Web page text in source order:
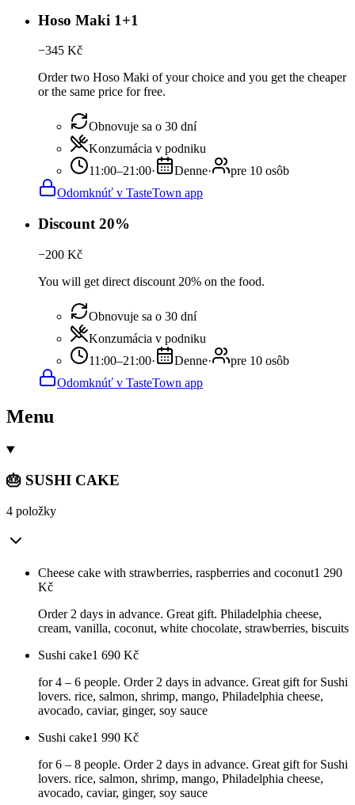
Hoso Maki 1+1
−345 Kč
Order two Hoso Maki of your choice and you get the cheaper
or the same price for free.
Obnovuje sa o 30 dní
Konzumácia v podniku
11:00–21:00· Denne·
pre 10 osôb
Odomknúť v TasteTown app
Discount 20%
−200 Kč
You will get direct discount 20% on the food.
Obnovuje sa o 30 dní
Konzumácia v podniku
11:00–21:00· Denne·
pre 10 osôb
Odomknúť v TasteTown app
Menu
🎂 SUSHI CAKE
4 položky
Cheese cake with strawberries, raspberries and coconut1 290
Kč
Order 2 days in advance. Great gift. Philadelphia cheese,
cream, vanilla, coconut, white chocolate, strawberries, biscuits
Sushi cake1 690 Kč
for 4 – 6 people. Order 2 days in advance. Great gift for Sushi
lovers. rice, salmon, shrimp, mango, Philadelphia cheese,
avocado, caviar, ginger, soy sauce
Sushi cake1 990 Kč
for 6 – 8 people. Order 2 days in advance. Great gift for Sushi
lovers. rice, salmon, shrimp, mango, Philadelphia cheese,
avocado, caviar, ginger, soy sauce